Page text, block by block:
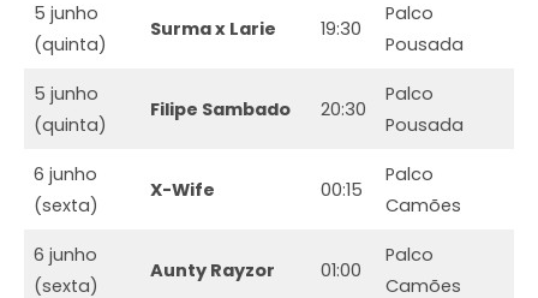
5 junho
(quinta)
Surma x Larie 19:30
Palco
Pousada
5 junho
(quinta)
Filipe Sambado 20:30
Palco
Pousada
6 junho
(sexta)
X-Wife 00:15
Palco
Camões
6 junho
(sexta)
Aunty Rayzor 01:00
Palco
Camões